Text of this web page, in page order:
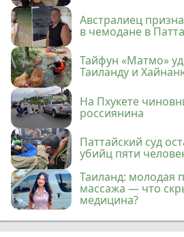
Австралиец
в чемодане в
Тайфун «Матмо»
Таиланду и
На Пхукете
россиянина
Паттайский суд
убийц пяти
Таиланд: молодая
массажа — что
медицина?